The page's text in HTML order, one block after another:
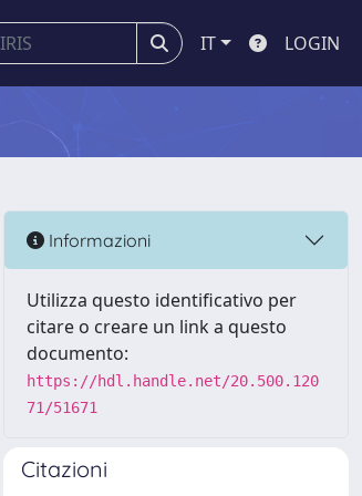
IT LOGIN
Informazioni
Utilizza questo identificativo per
citare o creare un link a questo
documento:
https://hdl.handle.net/20.500.120
71/51671
Citazioni